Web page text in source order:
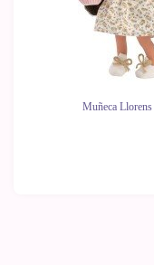
Muñeca